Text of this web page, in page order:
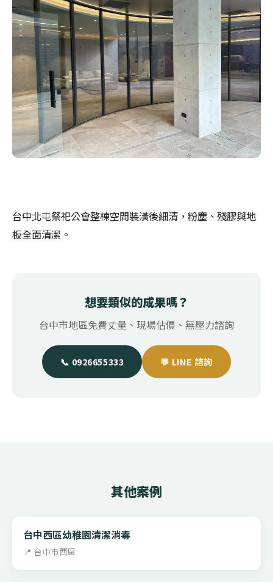
台中北屯祭祀公會整棟空間裝潢後細清，粉塵、殘膠與地
板全面清潔。
想要類似的成果嗎？
台中市地區免費丈量、現場估價、無壓力諮詢
📞 0926655333 💬 LINE 諮詢
其他案例
台中西區幼稚園清潔消毒
📍 台中市西區